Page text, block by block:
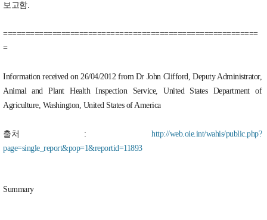
보고함.
=========================================================
=
Information received on 26/04/2012 from Dr John Clifford, Deputy Administrator,
Animal and Plant Health Inspection Service, United States Department of
Agriculture, Washington, United States of America
출처 :http://web.oie.int/wahis/public.php?
page=single_report&pop=1&reportid=11893
Summary